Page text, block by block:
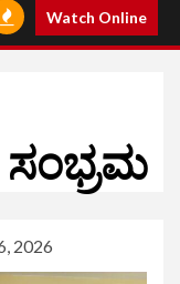
Watch Online
ಸಂಭ್ರಮ
2026